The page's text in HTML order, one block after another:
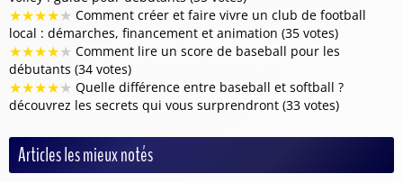
★★★★★ Comment créer et faire vivre un club de football
local : démarches, financement et animation (35 votes)
★★★★★ Comment lire un score de baseball pour les
débutants (34 votes)
★★★★★ Quelle différence entre baseball et softball ?
découvrez les secrets qui vous surprendront (33 votes)
Articles les mieux notés